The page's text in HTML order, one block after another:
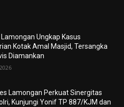
Lamongan Ungkap Kasus
Kotak Amal Masjid, Tersangka
Diamankan
Lamongan Perkuat Sinergitas
Kunjungi Yonif TP 887/KJM dan